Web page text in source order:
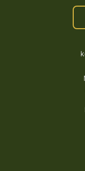
szkolenie
questingowy
questing
Questing
questing gry